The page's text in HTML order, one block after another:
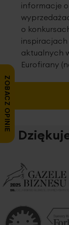
skład: 100%
szerokość
wysokość
gramatura: 195
tolerancja
konserwacja:
bębnowej,
informacje
o
aktualnych
Eurofirany
ZOBACZ OPINIE